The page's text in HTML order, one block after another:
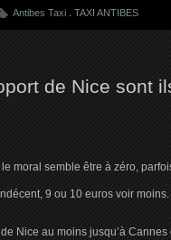
Antibes Taxi . TAXI ANTIBES
de Nice sont
moral semble être à zéro,
9 ou 10 euros voir moins.
Nice au moins jusqu’à